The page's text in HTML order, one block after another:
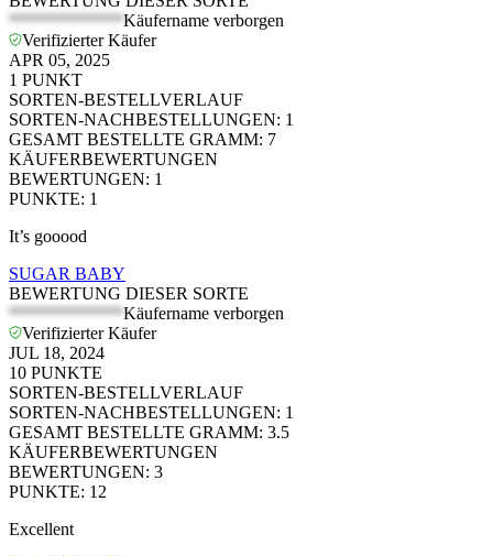
*************Käufername verborgen
Verifizierter Käufer
APR 05, 2025
1 PUNKT
SORTEN-BESTELLVERLAUF
SORTEN-NACHBESTELLUNGEN: 1
GESAMT BESTELLTE GRAMM: 7
KÄUFERBEWERTUNGEN
BEWERTUNGEN: 1
PUNKTE: 1
It’s gooood
SUGAR BABY
BEWERTUNG DIESER SORTE
*************Käufername verborgen
Verifizierter Käufer
JUL 18, 2024
10 PUNKTE
SORTEN-BESTELLVERLAUF
SORTEN-NACHBESTELLUNGEN: 1
GESAMT BESTELLTE GRAMM: 3.5
KÄUFERBEWERTUNGEN
BEWERTUNGEN: 3
PUNKTE: 12
Excellent